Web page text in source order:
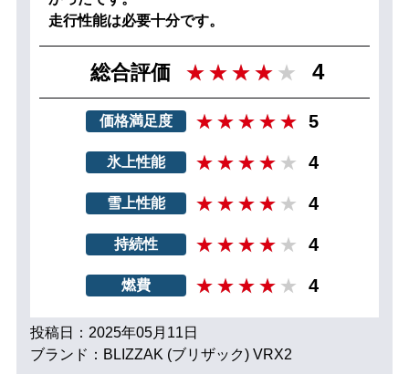
走行性能は必要十分です。
総合評価 4
価格満足度 5
氷上性能 4
雪上性能 4
持続性 4
燃費 4
投稿日：2025年05月11日
ブランド：BLIZZAK (ブリザック) VRX2